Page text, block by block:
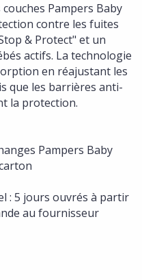
Pampers Baby
contre les fuites
& Protect" et un
actifs. La technologie
en réajustant les
que les barrières anti-
la protection.
Pampers Baby
: 5 jours ouvrés à partir
au fournisseur